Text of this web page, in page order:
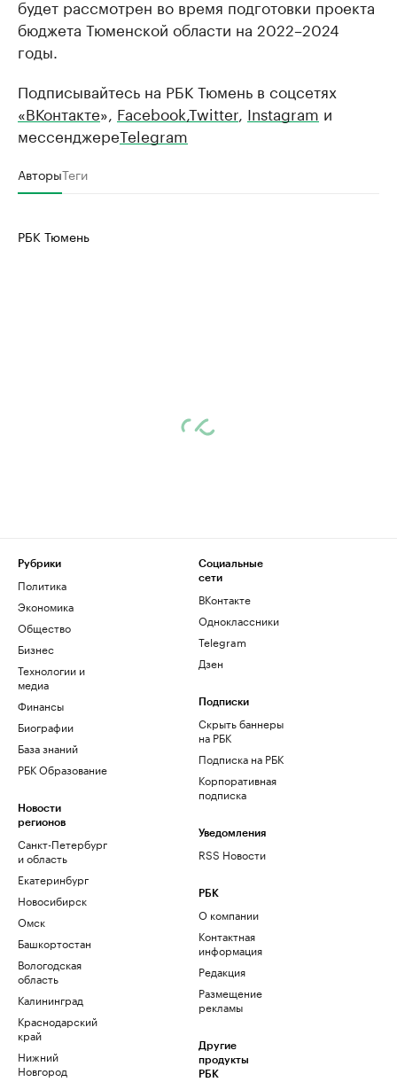
будет рассмотрен во время подготовки проекта
бюджета Тюменской области на 2022–2024
годы.
Подписывайтесь на РБК Тюмень в соцсетях
«ВКонтакте», Facebook,Twitter, Instagram и
мессенджереTelegram
АвторыТеги
РБК Тюмень
Рубрики
Политика
Экономика
Общество
Бизнес
Технологии и
медиа
Финансы
Биографии
База знаний
РБК Образование
Новости
регионов
Санкт-Петербург
и область
Екатеринбург
Новосибирск
Омск
Башкортостан
Вологодская
область
Калининград
Краснодарский
край
Нижний
Новгород
Социальные
сети
ВКонтакте
Одноклассники
Telegram
Дзен
Подписки
Скрыть баннеры
на РБК
Подписка на РБК
Корпоративная
подписка
Уведомления
RSS Новости
РБК
О компании
Контактная
информация
Редакция
Размещение
рекламы
Другие
продукты
РБК